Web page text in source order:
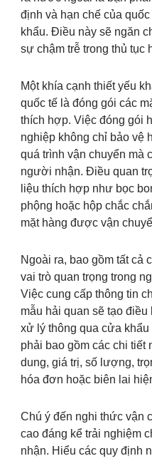
định và hạn chế của
khẩu. Điều này sẽ ngăn
sự chậm trễ trong thủ tục
Một khía cạnh thiết yếu
quốc tế là đóng gói các
thích hợp. Việc đóng gói
nghiệp không chỉ bảo vệ
quá trình vận chuyển mà
người nhận. Điều quan
liệu thích hợp như bọc
phộng hoặc hộp chắc
mặt hàng được vận
Ngoài ra, bao gồm tất cả
vai trò quan trọng trong
Việc cung cấp thông tin
mẫu hải quan sẽ tạo
xử lý thông qua cửa
phải bao gồm các chi tiết
dung, giá trị, số lượng,
hóa đơn hoặc biên lai
Chú ý đến nghi thức vận
cao đáng kể trải nghiệm
nhận. Hiểu các quy định